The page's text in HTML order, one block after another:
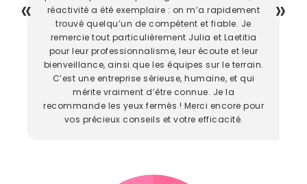
réactivité a été exemplaire : on m’a rapidement
trouvé quelqu’un de compétent et fiable. Je
remercie tout particulièrement Julia et Laetitia
pour leur professionnalisme, leur écoute et leur
bienveillance, ainsi que les équipes sur le terrain.
C’est une entreprise sérieuse, humaine, et qui
mérite vraiment d’être connue. Je la
recommande les yeux fermés ! Merci encore pour
vos précieux conseils et votre efficacité.